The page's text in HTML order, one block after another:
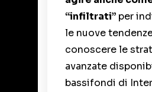
“infiltrati” per
le nuove
conoscere le
avanzate
bassifondi di